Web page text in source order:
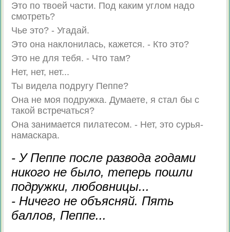
Это по твоей части. Под каким углом надо
смотреть?
Чье это? - Угадай.
Это она наклонилась, кажется. - Кто это?
Это не для тебя. - Что там?
Нет, нет, нет...
Ты видела подругу Пеппе?
Она не моя подружка. Думаете, я стал бы с
такой встречаться?
Она занимается пилатесом. - Нет, это сурья-
намаскара.
- У Пеппе после развода годами
никого не было, теперь пошли
подружки, любовницы...
- Ничего не объясняй. Пять
баллов, Пеппе...